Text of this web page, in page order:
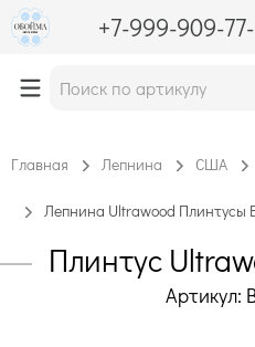
+7-999-909-
Главная Лепнина США
Лепнина Ultrawood Плинтусы
Плинтус
Артикул: